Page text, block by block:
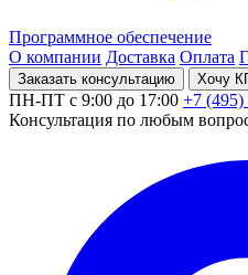
Программное обеспечение
О компании Доставка Оплата
Заказать консультацию Хочу
ПН-ПТ с 9:00 до 17:00 +7 (495)
Консультация по любым